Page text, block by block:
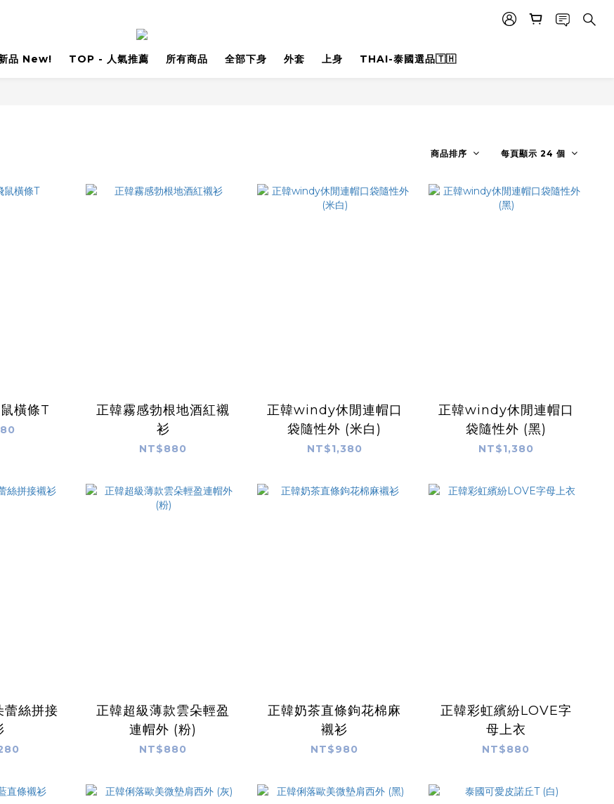
品 New! TOP - 人氣推薦 所有商品 全部下身 外套 上身 THAI-泰國選品🇹🇭
商品排序 每頁顯示 24 個
橫條T
正韓霧感勃根地酒紅襯
衫
NT$880
正韓windy休閒連帽口
袋隨性外 (米白)
NT$1,380
正韓windy休閒連帽口
袋隨性外 (黑)
NT$1,380
蕾絲拼接
正韓超級薄款雲朵輕盈
連帽外 (粉)
NT$880
正韓奶茶直條鉤花棉麻
襯衫
NT$980
正韓彩虹繽紛LOVE字
母上衣
NT$880